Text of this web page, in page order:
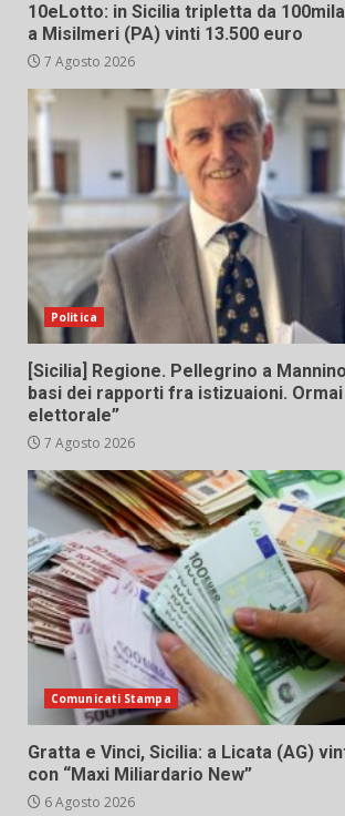
10eLotto: in Sicilia tripletta da
a Misilmeri (PA) vinti 13.500 euro
7 Agosto 2026
Politica
[Sicilia] Regione. Pellegrino a
basi dei rapporti fra istizuaioni.
elettorale”
7 Agosto 2026
Comunicati Stampa
Gratta e Vinci, Sicilia: a Licata (AG)
con “Maxi Miliardario New”
6 Agosto 2026